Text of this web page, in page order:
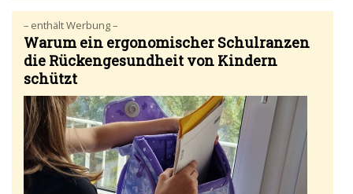
– enthält Werbung –
Warum ein ergonomischer Schulranzen
die Rückengesundheit von Kindern
schützt